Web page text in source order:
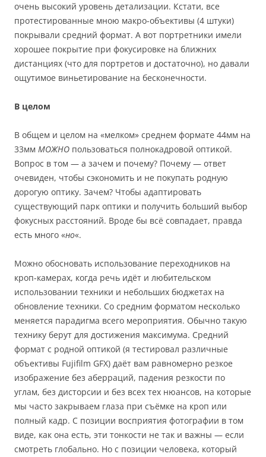
очень высокий уровень детализации. Кстати, все
протестированные мною макро-объективы (4 штуки)
покрывали средний формат. А вот портретники имели
хорошее покрытие при фокусировке на ближних
дистанциях (что для портретов и достаточно), но давали
ощутимое виньетирование на бесконечности.
В целом
В общем и целом на «мелком» среднем формате 44мм на
33мм МОЖНО пользоваться полнокадровой оптикой.
Вопрос в том — а зачем и почему? Почему — ответ
очевиден, чтобы сэкономить и не покупать родную
дорогую оптику. Зачем? Чтобы адаптировать
существующий парк оптики и получить больший выбор
фокусных расстояний. Вроде бы всё совпадает, правда
есть много «но«.
Можно обосновать использование переходников на
кроп-камерах, когда речь идёт и любительском
использовании техники и небольших бюджетах на
обновление техники. Со средним форматом несколько
меняется парадигма всего мероприятия. Обычно такую
технику берут для достижения максимума. Средний
формат с родной оптикой (я тестировал различные
объективы Fujifilm GFX) даёт вам равномерно резкое
изображение без аберраций, падения резкости по
углам, без дисторсии и без всех тех нюансов, на которые
мы часто закрываем глаза при съёмке на кроп или
полный кадр. С позиции восприятия фотографии в том
виде, как она есть, эти тонкости не так и важны — если
смотреть глобально. Но с позиции человека, который